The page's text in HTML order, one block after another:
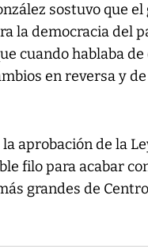
sostuvo que
la democracia del
cuando hablaba de
en reversa y
aprobación de la
filo para acabar
grandes de